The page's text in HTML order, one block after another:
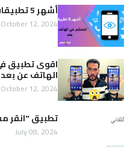
أشهر 5 تطبيقات للتحكم في الهاتف عن بعد
October 12, 2024
اقوى تطبيق
الهاتف عن بعد
October 12, 2024
تطبيق "انقر
July 08, 2024